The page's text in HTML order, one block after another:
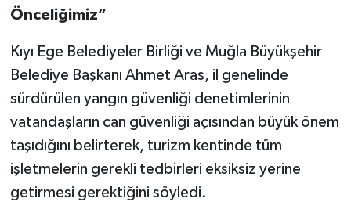
Önceliğimiz”
Kıyı Ege Belediyeler Birliği ve Muğla Büyükşehir
Belediye Başkanı Ahmet Aras, il genelinde
sürdürülen yangın güvenliği denetimlerinin
vatandaşların can güvenliği açısından büyük önem
taşıdığını belirterek, turizm kentinde tüm
işletmelerin gerekli tedbirleri eksiksiz yerine
getirmesi gerektiğini söyledi.